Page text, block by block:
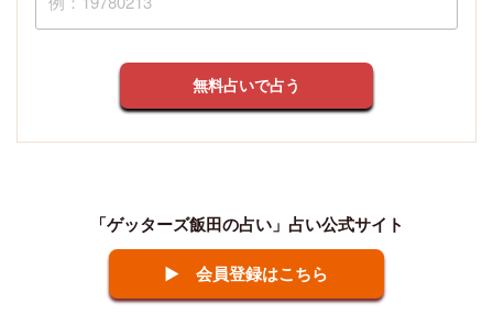
無料占いで占う
「ゲッターズ飯田の占い」占い公式サイト
▶ 会員登録はこちら